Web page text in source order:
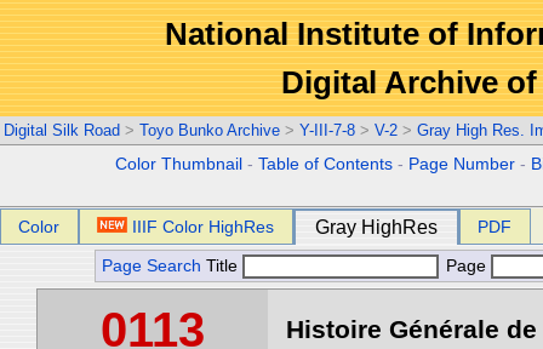
National Institute of
Digital Archive
Digital Silk Road > Toyo Bunko Archive > Y-III-7-8 > V-2 > Gray High Res.
Color Thumbnail -Table of Contents - Page Number -
Color IIIF Color HighRes Gray HighRes PDF
Page Search Title Page
0113 Histoire Générale